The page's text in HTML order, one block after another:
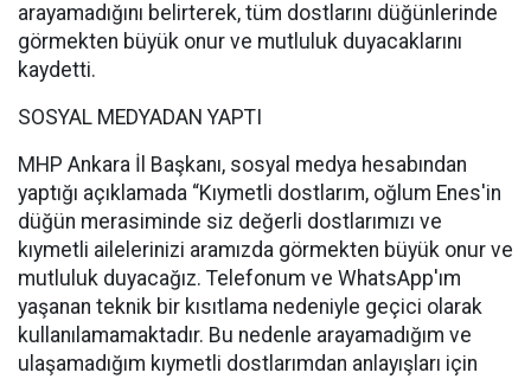
arayamadığını belirterek, tüm dostlarını düğünlerinde
görmekten büyük onur ve mutluluk duyacaklarını
kaydetti.
SOSYAL MEDYADAN YAPTI
MHP Ankara İl Başkanı, sosyal medya hesabından
yaptığı açıklamada “Kıymetli dostlarım, oğlum Enes'in
düğün merasiminde siz değerli dostlarımızı ve
kıymetli ailelerinizi aramızda görmekten büyük onur ve
mutluluk duyacağız. Telefonum ve WhatsApp'ım
yaşanan teknik bir kısıtlama nedeniyle geçici olarak
kullanılamamaktadır. Bu nedenle arayamadığım ve
ulaşamadığım kıymetli dostlarımdan anlayışları için